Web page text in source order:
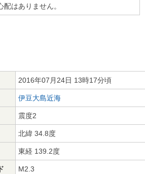
はありません。
2016年07月24日 13時17分頃
伊豆大島近海
震度2
北緯 34.8度
東経 139.2度
M2.3